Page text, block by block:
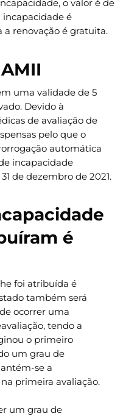
o valor é de
incapacidade é
renovação é gratuita.
uma validade de 5
Devido à
de avaliação de
pelo que o
automática
incapacidade
de dezembro de 2021.
é
foi atribuída é
também será
ocorrer uma
tendo a
o primeiro
um grau de
se a
primeira avaliação.
um grau de